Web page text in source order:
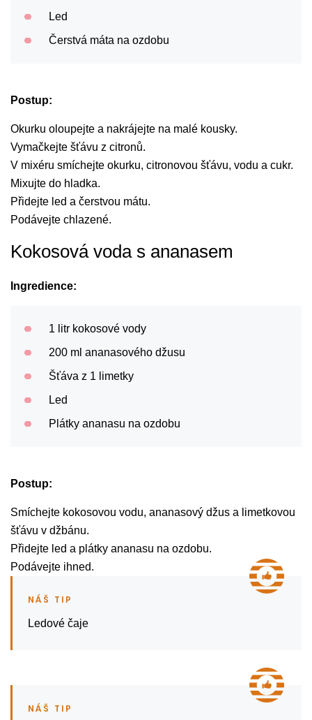
Led
Čerstvá máta na ozdobu
Postup:
Okurku oloupejte a nakrájejte na malé kousky.
Vymačkejte šťávu z citronů.
V mixéru smíchejte okurku, citronovou šťávu, vodu a cukr.
Mixujte do hladka.
Přidejte led a čerstvou mátu.
Podávejte chlazené.
Kokosová voda s ananasem
Ingredience:
1 litr kokosové vody
200 ml ananasového džusu
Šťáva z 1 limetky
Led
Plátky ananasu na ozdobu
Postup:
Smíchejte kokosovou vodu, ananasový džus a limetkovou
šťávu v džbánu.
Přidejte led a plátky ananasu na ozdobu.
Podávejte ihned.
Ledové čaje